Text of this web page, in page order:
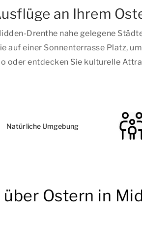
an Ihrem
Drenthe nahe gelegene
auf einer Sonnenterrasse Platz,
oder entdecken Sie kulturelle
Natürliche Umgebung
Ostern in